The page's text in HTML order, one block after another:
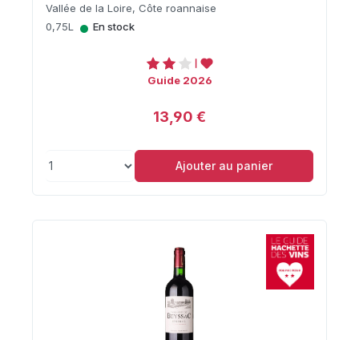
Vallée de la Loire, Côte roannaise
0,75L
• En stock
Guide 2026
13,90 €
Ajouter au panier